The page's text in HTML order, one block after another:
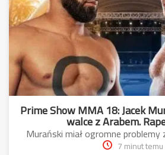
Prime Show MMA 18: Jacek
walce z Arabem.
Murański miał ogromne
7 minut temu